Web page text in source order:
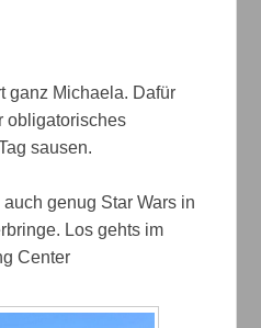
ganz Michaela. Dafür
obligatorisches
sausen.
genug Star Wars in
Los gehts im
Center